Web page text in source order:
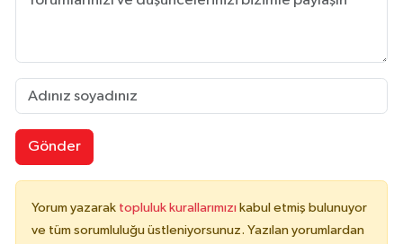
Gönder
Yorum yazarak topluluk kurallarımızı kabul etmiş bulunuyor
ve tüm sorumluluğu üstleniyorsunuz. Yazılan yorumlardan